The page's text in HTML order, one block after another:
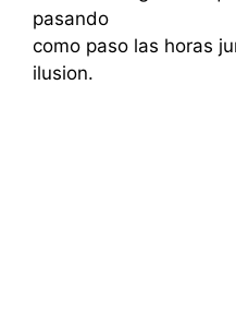
pasando
como paso las horas
ilusion.